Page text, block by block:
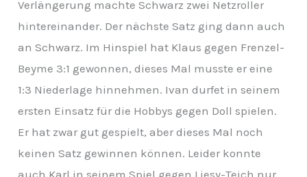
Verlängerung machte Schwarz zwei Netzroller
hintereinander. Der nächste Satz ging dann auch
an Schwarz. Im Hinspiel hat Klaus gegen Frenzel-
Beyme 3:1 gewonnen, dieses Mal musste er eine
1:3 Niederlage hinnehmen. Ivan durfet in seinem
ersten Einsatz für die Hobbys gegen Doll spielen.
Er hat zwar gut gespielt, aber dieses Mal noch
keinen Satz gewinnen können. Leider konnte
auch Karl in seinem Spiel gegen Liesy-Teich nur